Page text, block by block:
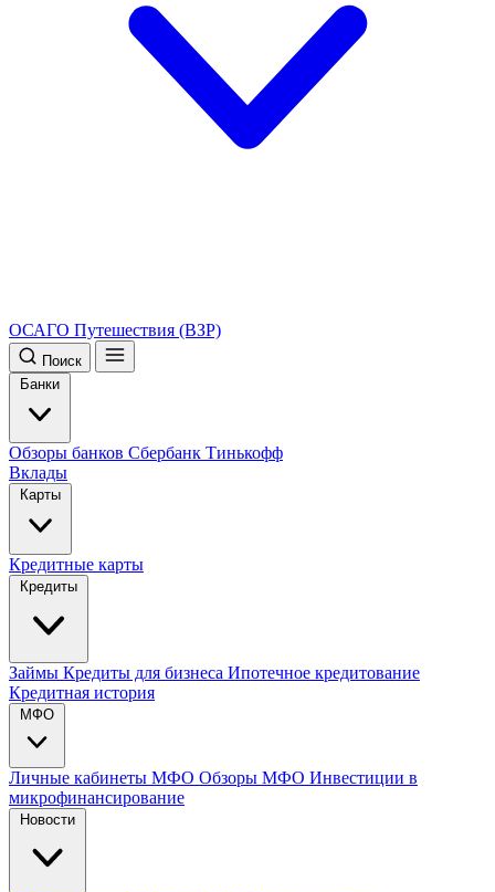
ОСАГО Путешествия (ВЗР)
Поиск
Банки
Обзоры банков Сбербанк Тинькофф
Вклады
Карты
Кредитные карты
Кредиты
Займы Кредиты для бизнеса Ипотечное кредитование
Кредитная история
МФО
Личные кабинеты МФО Обзоры МФО Инвестиции в
микрофинансирование
Новости